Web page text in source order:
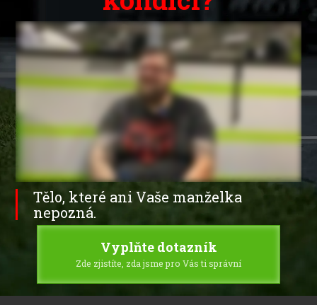
Tělo, které ani Vaše manželka
nepozná.
Vyplňte dotazník
Zde zjistíte, zda jsme pro Vás ti správní